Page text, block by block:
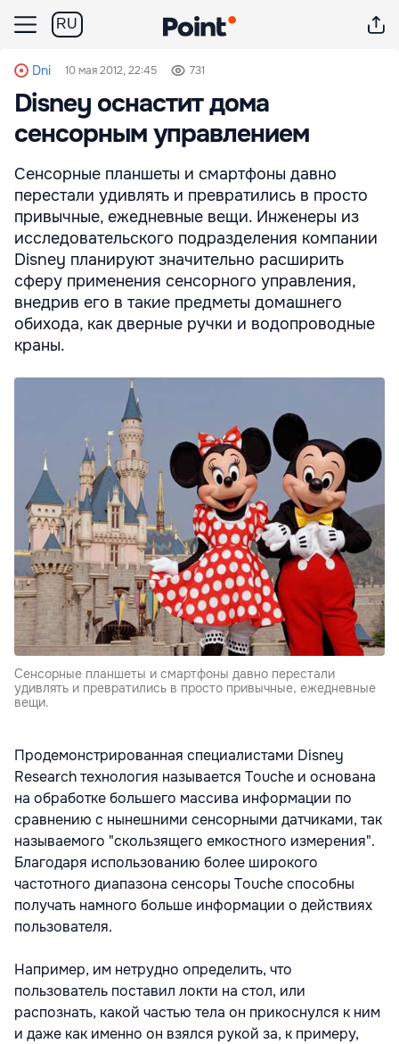
RU
Dni 10 мая 2012, 22:45 731
Disney оснастит дома
сенсорным управлением
Сенсорные планшеты и смартфоны давно
перестали удивлять и превратились в просто
привычные, ежедневные вещи. Инженеры из
исследовательского подразделения компании
Disney планируют значительно расширить
сферу применения сенсорного управления,
внедрив его в такие предметы домашнего
обихода, как дверные ручки и водопроводные
краны.
Сенсорные планшеты и смартфоны давно перестали
удивлять и превратились в просто привычные, ежедневные
вещи.
Продемонстрированная специалистами Disney
Research технология называется Touche и основана
на обработке большего массива информации по
сравнению с нынешними сенсорными датчиками, так
называемого "скользящего емкостного измерения".
Благодаря использованию более широкого
частотного диапазона сенсоры Touche способны
получать намного больше информации о действиях
пользователя.
Например, им нетрудно определить, что
пользователь поставил локти на стол, или
распознать, какой частью тела он прикоснулся к ним
и даже как именно он взялся рукой за, к примеру,